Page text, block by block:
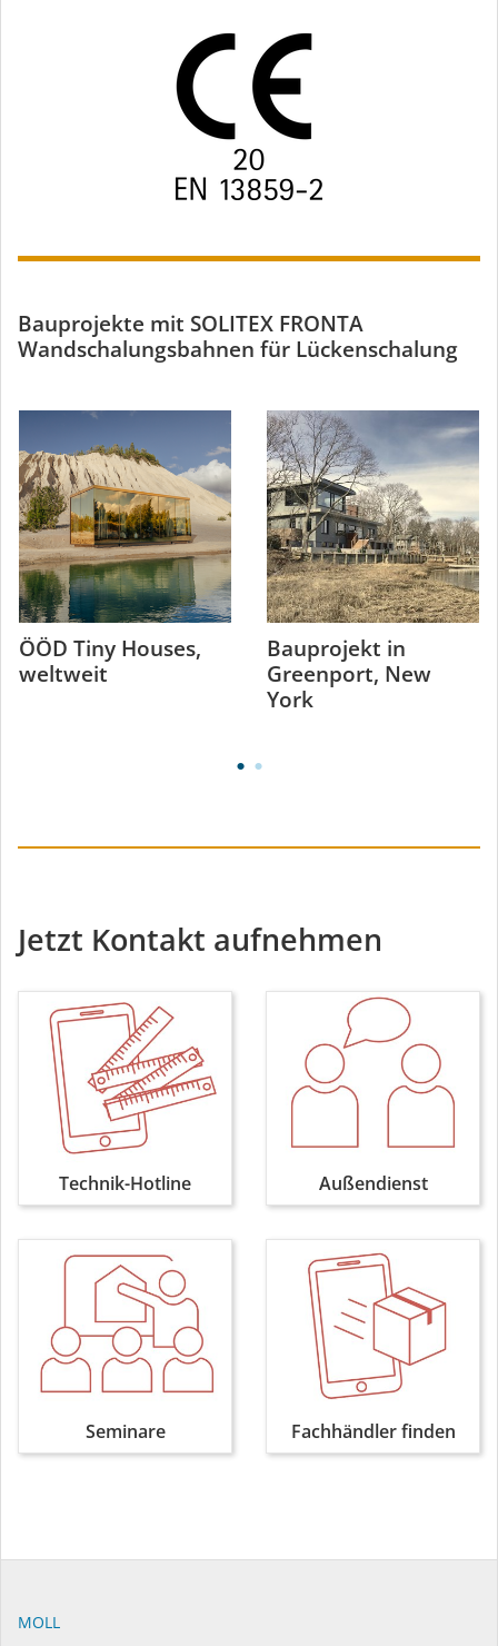
Bauprojekte mit SOLITEX FRONTA
Wandschalungsbahnen für Lückenschalung
ÖÖD Tiny Houses,
weltweit
Bauprojekt in
Greenport, New
York
Jetzt Kontakt aufnehmen
Technik-Hotline Außendienst
Seminare Fachhändler finden
MOLL